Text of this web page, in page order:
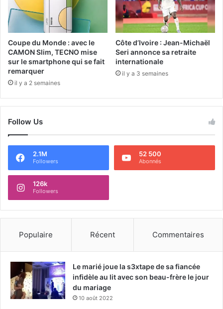
Coupe du Monde : avec le
CAMON Slim, TECNO mise
sur le smartphone qui se fait
remarquer
il y a 2 semaines
Côte d’Ivoire : Jean-Michaël
Seri annonce sa retraite
internationale
il y a 3 semaines
Follow Us
2.1M
Followers
52 500
Abonnés
126k
Followers
Populaire Récent Commentaires
Le marié joue la s3xtape de sa fiancée
infidèle au lit avec son beau-frère le jour
du mariage
10 août 2022